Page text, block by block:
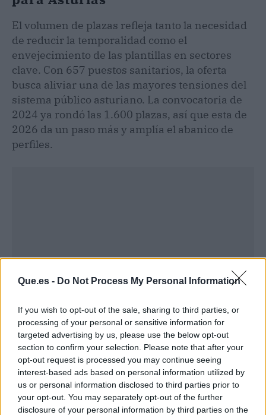
Que.es - Do Not Process My Personal Information
If you wish to opt-out of the sale, sharing to third parties, or
processing of your personal or sensitive information for
targeted advertising by us, please use the below opt-out
section to confirm your selection. Please note that after your
opt-out request is processed you may continue seeing
interest-based ads based on personal information utilized by
us or personal information disclosed to third parties prior to
your opt-out. You may separately opt-out of the further
disclosure of your personal information by third parties on the
El volumen de plazas refleja tanto la necesidad
de reducir la temporalidad como el
envejecimiento de las plantillas en sectores
clave. Con 657 puestos sanitarios, la oferta
busca aliviar una de las mayores tensiones del
sistema público asturiano. La convocatoria de
2024 ya rondó las 1.600 plazas, así que esta de
2026 da un paso más y amplía el abanico de
perfiles.
Publicidad